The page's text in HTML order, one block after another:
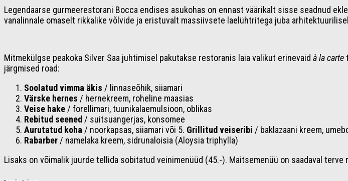
Legendaarse gurmeerestorani Bocca endises asukohas on ennast väärikalt sisse seadnud
vanalinnale omaselt rikkalike võlvide ja eristuvalt massiivsete laelühtritega juba
Mitmekülgse peakoka Silver Saa juhtimisel pakutakse restoranis laia valikut erinevaid à la carte
järgmised road:
Soolatud vimma äkis / linnaseõhik, siiamari
Värske hernes / hernekreem, roheline maasias
Veise hake / forellimari, tuunikalaemulsioon, oblikas
Rebitud seened / suitsuangerjas, konsomee
Aurutatud koha / noorkapsas, siiamari või 5. Grillitud veiseribi / baklazaani kreem,
Rabarber / namelaka kreem, sidrunaloisia (Aloysia triphylla)
Lisaks on võimalik juurde tellida sobitatud veinimenüüd (45.-). Maitsemenüü on saadaval terve